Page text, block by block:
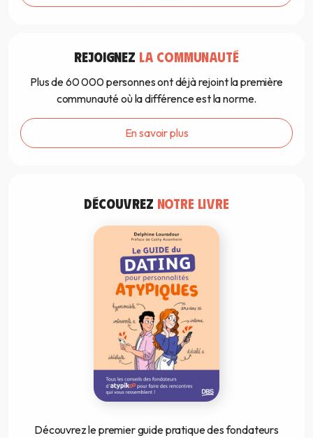
REJOIGNEZ LA COMMUNAUTÉ
Plus de 60 000 personnes ont déjà rejoint la première
communauté où la différence est la norme.
En savoir plus
DÉCOUVREZ NOTRE LIVRE
Découvrez le premier guide pratique des fondateurs